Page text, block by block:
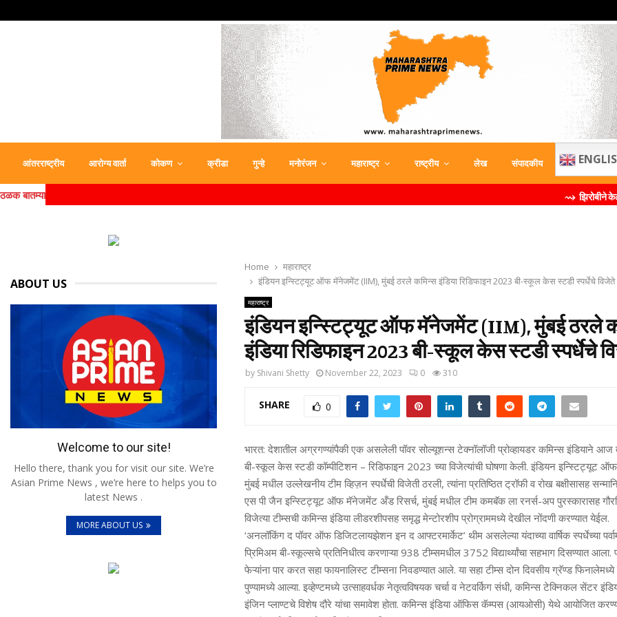
आंतरराष्ट्रीय आरोग्य वार्ता कोकण क्रीडा गुन्हे मनोरंजन महाराष्ट्र राष्ट्रीय लेख संपादकीय
ठळक बातम्या ⇝ झिरोबीने केली मिलिंद सोमण
Home
महाराष्ट्र
इंडियन इन्स्टिट्यूट ऑफ मॅनेजमेंट (IIM), मुंबई ठरले कमिन्‍स इंडिया रिडिफाइन 2023 बी-स्‍कूल केस स्‍टडी स्‍पर्धेचे विजेते
महाराष्ट्र
इंडियन इन्स्टिट्यूट ऑफ मॅनेजमेंट (IIM), मुंबई ठरले
इंडिया रिडिफाइन 2023 बी-स्‍कूल केस स्‍टडी स्‍पर्धेचे
by Shivani Shetty November 22, 2023 0 310
SHARE 0
भारत: देशातील अग्रगण्यांपैकी एक असलेली पॉवर सोल्‍यूशन्‍स टेक्‍नॉलॉजी प्रोव्‍हायडर कमिन्‍स इंडियाने आज
बी-स्‍कूल केस स्‍टडी कॉम्‍पीटिशन – रिडिफाइन 2023 च्‍या विजेत्‍यांची घोषणा केली. इंडियन
मुंबई मधील उल्‍लेखनीय टीम व्हिज़न स्‍पर्धेची विजेती ठरली, त्‍यांना प्रतिष्ठित ट्रॉफी व रोख बक्षीसासह
एस पी जैन इन्स्टिट्यूट ऑफ मॅनेजमेंट अँड रिसर्च, मुंबई मधील टीम कमबॅक ला रनर्स-अप पुरस्‍कारासह
विजेत्‍या टीम्‍सची कमिन्‍स इंडिया लीडरशीपसह समृद्ध मेन्‍टोरशीप प्रोग्राममध्‍ये देखील नोंदणी करण्‍यात येईल.
‘अनलॉकिंग द पॉवर ऑफ डिजिटलायझेशन इन द आफ्टरमार्केट’ थीम असलेल्‍या यंदाच्‍या वार्षिक स्‍पर्धेच्‍या
प्रिमिअम बी-स्‍कूल्‍सचे प्रतिनिधीत्‍व करणाऱ्या 938 टीम्‍समधील 3752 विद्यार्थ्‍यांचा सहभाग दिसण्‍यात
फेऱ्यांना पार करत सहा फायनालिस्‍ट टीम्‍सना निवडण्‍यात आले. या सहा टीम्‍स दोन दिवसीय ग्रॅण्‍ड फिनालेमध्‍ये
पुण्‍यामध्‍ये आल्‍या. इव्‍हेण्‍टमध्‍ये उत्‍साहवर्धक नेतृत्‍वविषयक चर्चा व नेटवर्किग संधी, कमिन्‍स टेक्निकल सेंटर
इंजिन प्‍लाण्‍टचे विशेष दौरे यांचा समावेश होता. कमिन्‍स इंडिया ऑफिस कॅम्‍पस (आयओसी) येथे आयोजित
ABOUT US
Welcome to our site!
Hello there, thank you for visit our site. We’re
Asian Prime News , we’re here to helps you to
latest News .
MORE ABOUT US